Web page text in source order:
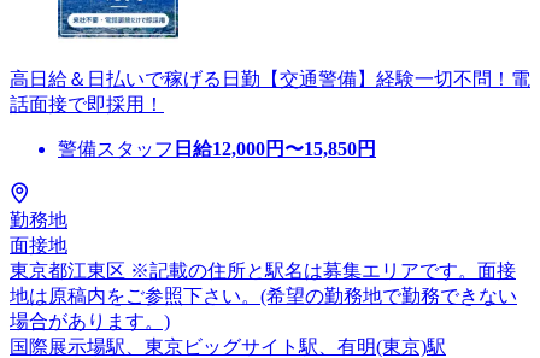
高日給＆日払いで稼げる日勤【交通警備】経験一切不問！電
話面接で即採用！
警備スタッフ 日給12,000円〜15,850円
勤務地
面接地
東京都江東区 ※記載の住所と駅名は募集エリアです。面接
地は原稿内をご参照下さい。(希望の勤務地で勤務できない
場合があります。)
国際展示場駅、東京ビッグサイト駅、有明(東京)駅